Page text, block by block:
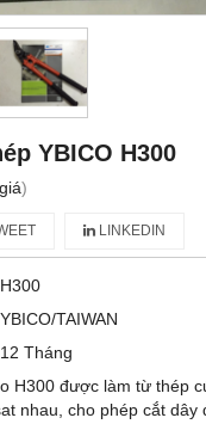
YBICO H300
)
LINKEDIN
H300
YBICO/TAIWAN
12 Tháng
H300 được làm từ thép
nhau, cho phép cắt dây